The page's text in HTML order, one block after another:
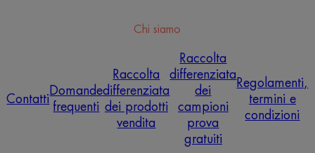
Chi siamo
Contatti
Domande
frequenti
Raccolta
differenziata
dei prodotti
vendita
Raccolta
differenziata
dei
campioni
prova
gratuiti
Regolamenti,
termini e
condizioni